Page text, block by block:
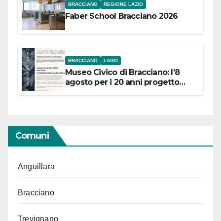
BRACCIANO REGIONE LAZIO
Faber School Bracciano 2026
BRACCIANO LAGO
Museo Civico di Bracciano: l’8
agosto per i 20 anni progetto
Comuni
Anguillara
Bracciano
Trevignano